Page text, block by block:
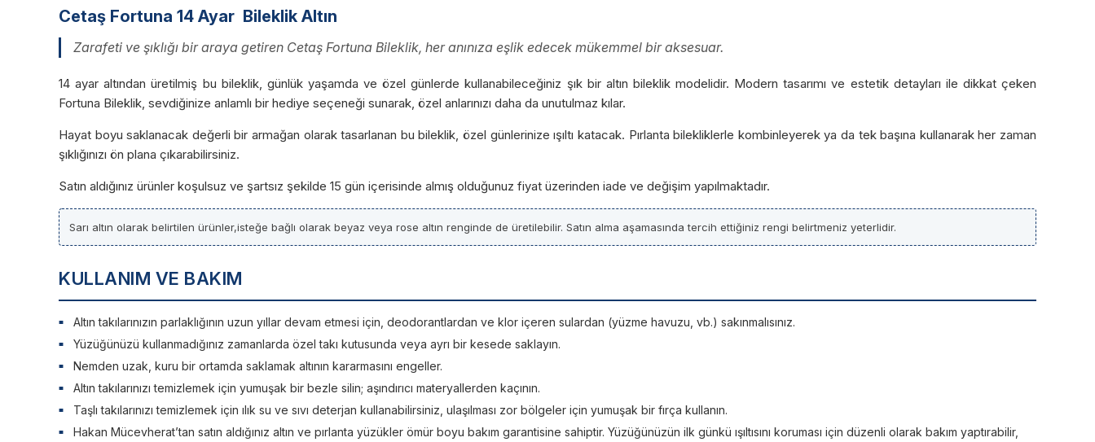
Cetaş Fortuna 14 Ayar Bileklik Altın
Zarafeti ve şıklığı bir araya getiren Cetaş Fortuna Bileklik, her anınıza eşlik edecek mükemmel bir aksesuar.
14 ayar altından üretilmiş bu bileklik, günlük yaşamda ve özel günlerde kullanabileceğiniz şık bir altın bileklik modelidir. Modern tasarımı ve estetik detayları ile dikkat çeken
Fortuna Bileklik, sevdiğinize anlamlı bir hediye seçeneği sunarak, özel anlarınızı daha da unutulmaz kılar.
Hayat boyu saklanacak değerli bir armağan olarak tasarlanan bu bileklik, özel günlerinize ışıltı katacak. Pırlanta bilekliklerle kombinleyerek ya da tek başına kullanarak her zaman
şıklığınızı ön plana çıkarabilirsiniz.
Satın aldığınız ürünler koşulsuz ve şartsız şekilde 15 gün içerisinde almış olduğunuz fiyat üzerinden iade ve değişim yapılmaktadır.
Sarı altın olarak belirtilen ürünler,isteğe bağlı olarak beyaz veya rose altın renginde de üretilebilir. Satın alma aşamasında tercih ettiğiniz rengi belirtmeniz yeterlidir.
KULLANIM VE BAKIM
Altın takılarınızın parlaklığının uzun yıllar devam etmesi için, deodorantlardan ve klor içeren sulardan (yüzme havuzu, vb.) sakınmalısınız.
Yüzüğünüzü kullanmadığınız zamanlarda özel takı kutusunda veya ayrı bir kesede saklayın.
Nemden uzak, kuru bir ortamda saklamak altının kararmasını engeller.
Altın takılarınızı temizlemek için yumuşak bir bezle silin; aşındırıcı materyallerden kaçının.
Taşlı takılarınızı temizlemek için ılık su ve sıvı deterjan kullanabilirsiniz, ulaşılması zor bölgeler için yumuşak bir fırça kullanın.
Hakan Mücevherat’tan satın aldığınız altın ve pırlanta yüzükler ömür boyu bakım garantisine sahiptir. Yüzüğünüzün ilk günkü ışıltısını koruması için düzenli olarak bakım yaptırabilir,